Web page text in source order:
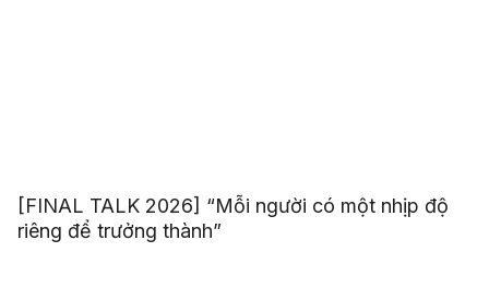
[FINAL TALK 2026] “Mỗi người có một nhịp độ
riêng để trưởng thành”